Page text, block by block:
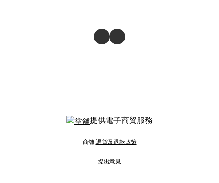
提供電子商貿服務
商舖 退貨及退款政策
提出意見